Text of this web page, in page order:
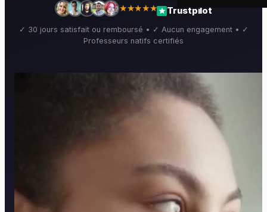
★★★★★ Trustpilot
✓ 30 jours satisfait ou remboursé • ✓ Aucun engagement • ✓
Professeurs natifs certifiés